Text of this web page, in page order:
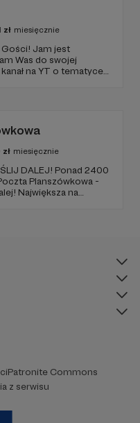
zł miesięcznie
Jam jest
Was do swojej
na YT o tematyce
zł miesięcznie
DALEJ! Ponad 2400
Planszówkowa -
Największa na
Patronite Commons
z serwisu